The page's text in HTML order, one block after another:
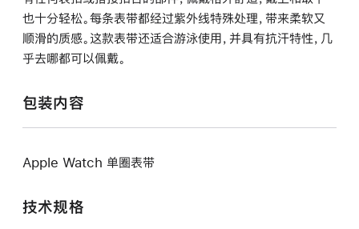
也十分轻松。每条表带都经过紫外线特殊处理，带来柔软又
顺滑的质感。这款表带还适合游泳使用，并具有抗汗特性，几
乎去哪都可以佩戴。
包装内容
Apple Watch 单圈表带
技术规格